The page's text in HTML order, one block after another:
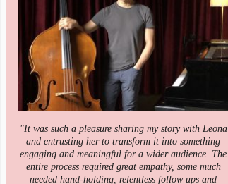
"It was such a pleasure sharing my story with Leona
and entrusting her to transform it into something
engaging and meaningful for a wider audience. The
entire process required great empathy, some much
needed hand-holding, relentless follow ups and